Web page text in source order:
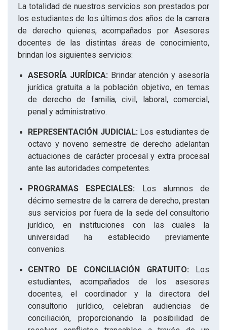
La totalidad de nuestros servicios son prestados por
los estudiantes de los últimos dos años de la carrera
de derecho quienes, acompañados por Asesores
docentes de las distintas áreas de conocimiento,
brindan los siguientes servicios:
ASESORÍA JURÍDICA: Brindar atención y asesoría
jurídica gratuita a la población objetivo, en temas
de derecho de familia, civil, laboral, comercial,
penal y administrativo.
REPRESENTACIÓN JUDICIAL: Los estudiantes de
octavo y noveno semestre de derecho adelantan
actuaciones de carácter procesal y extra procesal
ante las autoridades competentes.
PROGRAMAS ESPECIALES: Los alumnos de
décimo semestre de la carrera de derecho, prestan
sus servicios por fuera de la sede del consultorio
jurídico, en instituciones con las cuales la
universidad ha establecido previamente
convenios.
CENTRO DE CONCILIACIÓN GRATUITO: Los
estudiantes, acompañados de los asesores
docentes, el coordinador y la directora del
consultorio jurídico, celebran audiencias de
conciliación, proporcionando la posibilidad de